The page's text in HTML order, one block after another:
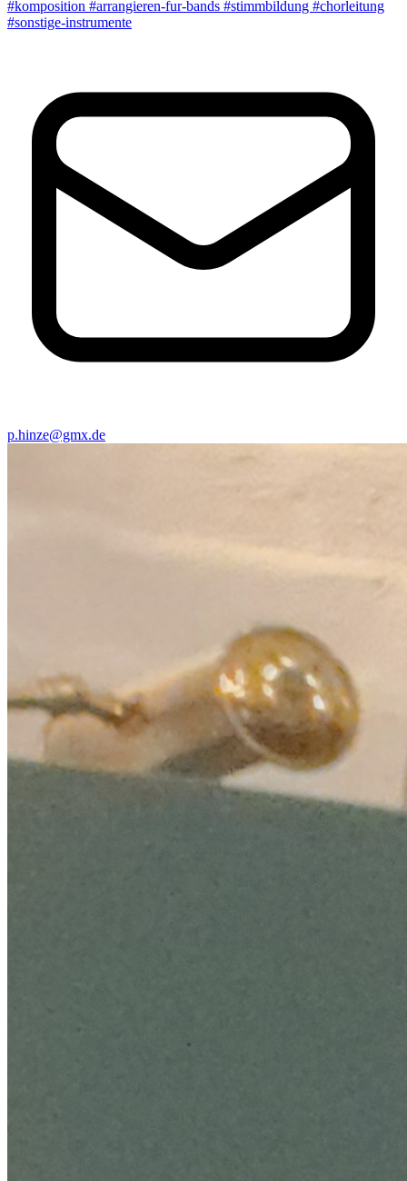
#komposition #arrangieren-fur-bands #stimmbildung #chorleitung
#sonstige-instrumente
p.hinze@gmx.de